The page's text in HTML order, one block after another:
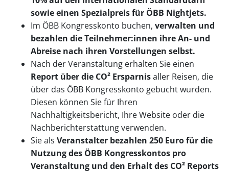
sowie einen Spezialpreis für ÖBB Nightjets.
Im ÖBB Kongresskonto buchen, verwalten und
bezahlen die Teilnehmer:innen ihre An- und
Abreise nach ihren Vorstellungen selbst.
Nach der Veranstaltung erhalten Sie einen
Report über die CO² Ersparnisaller Reisen, die
über das ÖBB Kongresskonto gebucht wurden.
Diesen können Sie für Ihren
Nachhaltigkeitsbericht, Ihre Website oder die
Nachberichterstattung verwenden.
Sie als Veranstalter bezahlen 250 Euro für die
Nutzung des ÖBB Kongresskontos pro
Veranstaltung und den Erhalt des CO² Reports